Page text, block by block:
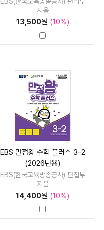
지음
13,500원 (10%)
EBS 만점왕 수학 플러스 3-2
(2026년용)
EBS(한국교육방송공사) 편집부
지음
14,400원 (10%)